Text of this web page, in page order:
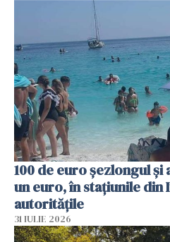
100 de euro șezlongul și
un euro, în stațiunile din
autoritățile
31 IULIE 2026